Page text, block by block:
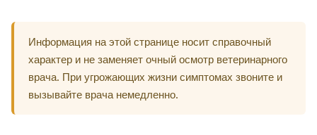
Информация на этой странице носит справочный
характер и не заменяет очный осмотр ветеринарного
врача. При угрожающих жизни симптомах звоните и
вызывайте врача немедленно.